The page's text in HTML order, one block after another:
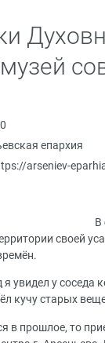
епархия
arseniev-
В
своей
я увидел у
кучу старых
в прошлое, то